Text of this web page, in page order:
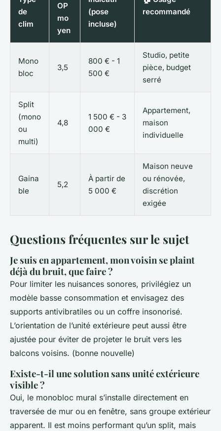
de
clim
OP
mo
yen
(pose
incluse)
recommandé
Mono
bloc
3,5
800 € - 1
500 €
Studio, petite
pièce, budget
serré
Split
(mono
ou
multi)
4,8
1 500 € - 3
000 €
Appartement,
maison
individuelle
Gaina
ble
5,2
À partir de
5 000 €
Maison neuve
ou rénovée,
discrétion
exigée
Questions fréquentes sur le sujet
Je suis en appartement, mon voisin se plaint
déjà du bruit, que faire ?
Pour limiter les nuisances sonores, privilégiez un
modèle basse consommation et envisagez des
supports antivibratiles ou un coffre insonorisé.
L’orientation de l’unité extérieure peut aussi être
ajustée pour éviter de projeter le bruit vers les
balcons voisins. (bonne nouvelle)
Existe-t-il une solution sans unité extérieure
visible ?
Oui, le monobloc mural s’installe directement en
traversée de mur ou en fenêtre, sans groupe extérieur
apparent. Il est moins performant qu’un split, mais